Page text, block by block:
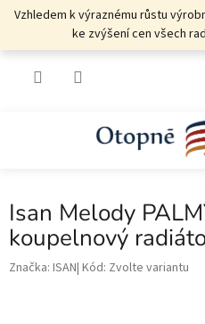
PřejítVzhledem k výraznému růstu
ke zvýšení cen všech
Isan Melody
koupelnový
Značka: ISAN Kód: Zvolte variantu